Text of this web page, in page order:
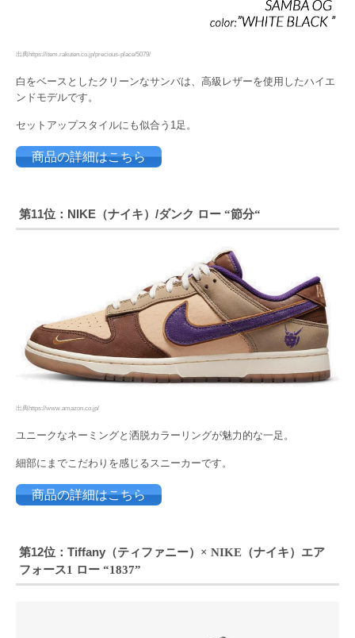
出典https://item.rakuten.co.jp/precious-place/5079/
白をベースとしたクリーンなサンバは、高級レザーを使用したハイエ
ンドモデルです。
セットアップスタイルにも似合う1足。
商品の詳細はこちら
第11位：NIKE（ナイキ）/ダンク ロー “節分“
出典https://www.amazon.co.jp/
ユニークなネーミングと洒脱カラーリングが魅力的な一足。
細部にまでこだわりを感じるスニーカーです。
商品の詳細はこちら
第12位：Tiffany（ティファニー） × NIKE（ナイキ）エア
フォース1 ロー “1837”